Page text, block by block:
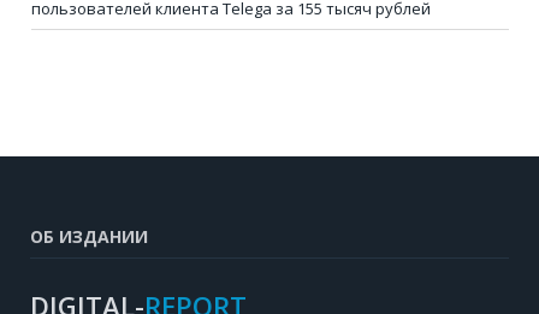
пользователей клиента Telega за 155 тысяч рублей
ОБ ИЗДАНИИ
DIGITAL-REPORT